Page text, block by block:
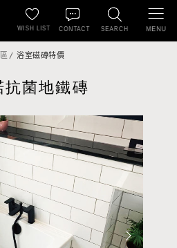
SEARCH
WISH LIST CONTACT MENU
浴室磁磚特價
抗菌地鐵磚